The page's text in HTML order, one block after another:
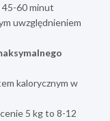
45-60 minut
uwzględnieniem
kalorycznym w
5 kg to 8-12